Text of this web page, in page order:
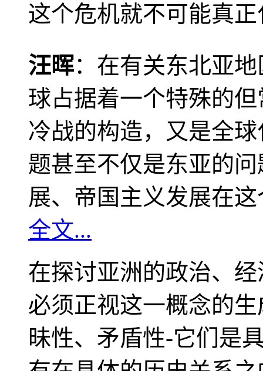
这个危机就不可能真
汪晖：在有关东北亚
球占据着一个特殊的
冷战的构造，又是全
题甚至不仅是东亚的
展、帝国主义发展在
全文...
在探讨亚洲的政治、
必须正视这一概念的
昧性、矛盾性-它们是